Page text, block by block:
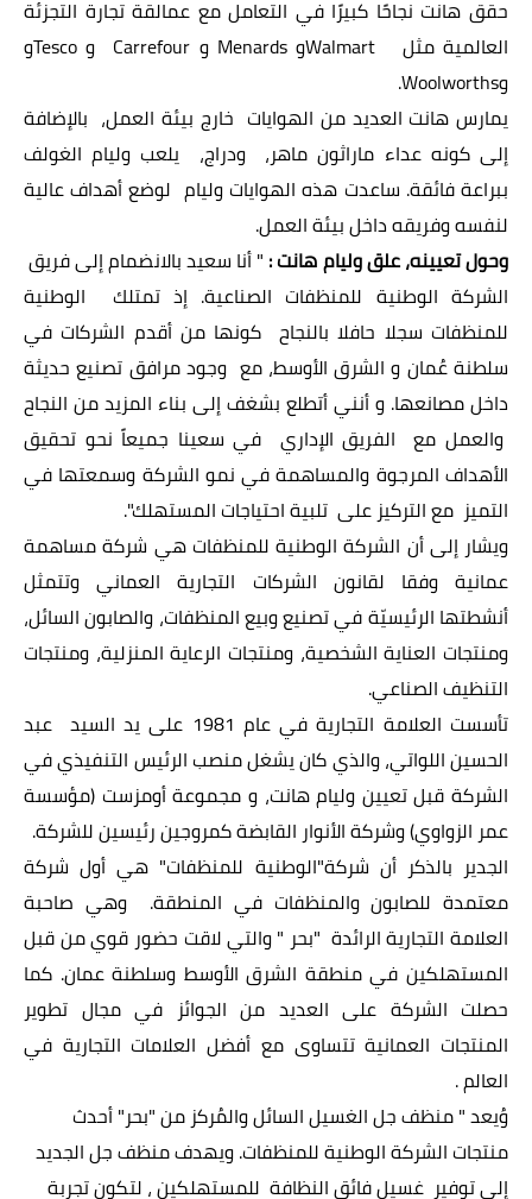
حقق هانت نجاحًا كبيرًا في التعامل مع عمالقة تجارة التجزئة
العالمية مثل
Walmartو Menardsو Carrefour و Tescoو
وWoolworths
.
يمارس هانت العديد من الهوايات خارج بيئة العمل، بالإضافة
إلى كونه عداء ماراثون ماهر، ودراج، يلعب وليام الغولف
ببراعة فائقة. ساعدت هذه الهوايات وليام لوضع أهداف عالية
لنفسه وفريقه داخل بيئة العمل.
وحول تعيينه، علق وليام هانت : " أنا سعيد بالانضمام إلى فريق
الشركة الوطنية للمنظفات الصناعية. إذ تمتلك الوطنية
للمنظفات سجلا حافلا بالنجاح كونها من أقدم الشركات في
سلطنة عُمان و الشرق الأوسط، مع وجود مرافق تصنيع حديثة
داخل مصانعها. و أنني أتطلع بشغف إلى بناء المزيد من النجاح
والعمل مع الفريق الإداري في سعينا جميعاً نحو تحقيق
الأهداف المرجوة والمساهمة في نمو الشركة وسمعتها في
التميز مع التركيز على تلبية احتياجات المستهلك."
ويشار إلى أن الشركة الوطنية للمنظفات هي شركة مساهمة
عمانية وفقا لقانون الشركات التجارية العماني وتتمثل
أنشطتها الرئيسيّة في تصنيع وبيع المنظفات، والصابون السائل،
ومنتجات العناية الشخصية، ومنتجات الرعاية المنزلية، ومنتجات
التنظيف الصناعي.
تأسست العلامة التجارية في عام 1981 على يد السيد عبد
الحسين اللواتي، والذي كان يشغل منصب الرئيس التنفيذي في
الشركة قبل تعيين وليام هانت، و مجموعة أومزست (مؤسسة
عمر الزواوي) وشركة الأنوار القابضة كمروجين رئيسين للشركة.
الجدير بالذكر أن شركة"الوطنية للمنظفات" هي أول شركة
معتمدة للصابون والمنظفات في المنطقة. وهي صاحبة
العلامة التجارية الرائدة "بحر " والتي لاقت حضور قوي من قبل
المستهلكين في منطقة الشرق الأوسط وسلطنة عمان. كما
حصلت الشركة على العديد من الجوائز في مجال تطوير
المنتجات العمانية تتساوى مع أفضل العلامات التجارية في
العالم .
وُيعد " منظف جل الغسيل السائل والمُركز من "بحر" أحدث
منتجات الشركة الوطنية للمنظفات. ويهدف منظف جل الجديد
إلى توفير غسيل فائق النظافة للمستهلكين ، لتكون تجربة